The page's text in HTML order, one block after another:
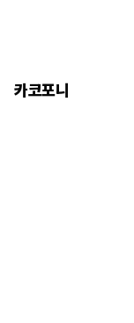
카코포니